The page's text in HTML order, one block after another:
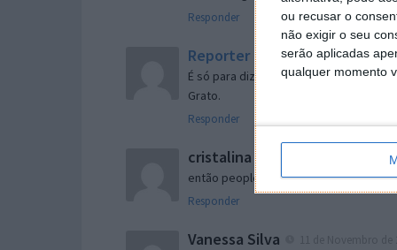
ou recusar o
não exigir o seu
serão aplicadas
qualquer momento
Responder
Reporter 7 de Novembro de 2005 às
É só para dizer que ainda não me
Grato.
Responder
cristalina 11 de Novembro de 2005
então people
Responder
Vanessa Silva